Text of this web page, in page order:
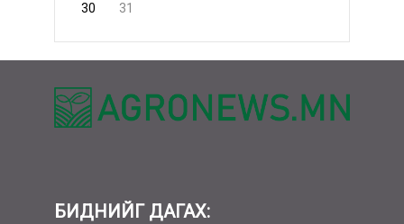
30 31
БИДНИЙГ ДАГАХ: